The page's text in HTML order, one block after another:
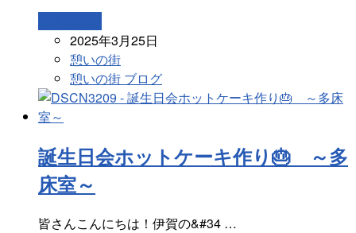
2025年3月25日
憩いの街
憩いの街 ブログ
誕生日会ホットケーキ作り🎂 ～多
床室～
皆さんこんにちは！伊賀の&#34 …